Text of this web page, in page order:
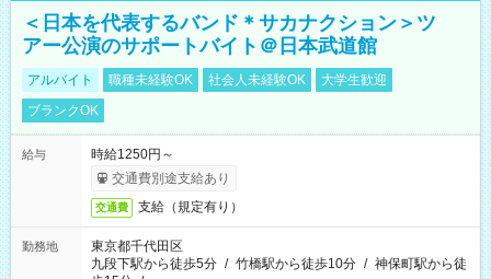
＜日本を代表するバンド＊サカナクション＞ツ
アー公演のサポートバイト＠日本武道館
アルバイト 職種未経験OK 社会人未経験OK
大学生歓迎
ブランクOK
給与
時給1250円～
交通費別途支給あり
交通費 支給（規定有り）
勤務地
東京都千代田区
九段下駅から徒歩5分 / 竹橋駅から徒歩10分 / 神保町駅から徒